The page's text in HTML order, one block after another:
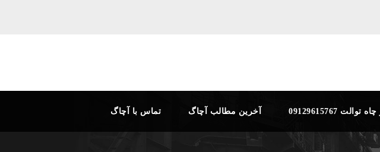
تماس با آچاگ آخرین مطالب آچاگ 09129615767